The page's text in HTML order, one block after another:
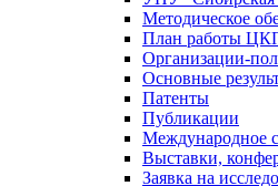
Методическое
План работы
Организации-
Основные
Патенты
Публикации
Международное
Выставки,
Заявка на